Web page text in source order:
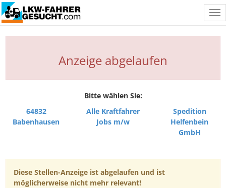
Anzeige abgelaufen
Bitte wählen Sie:
64832
Babenhausen
Alle Kraftfahrer
Jobs m/w
Spedition
Helfenbein
GmbH
Diese Stellen-Anzeige ist abgelaufen und ist
möglicherweise nicht mehr relevant!